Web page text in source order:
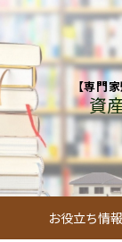
【専門
資
お役立ち情報